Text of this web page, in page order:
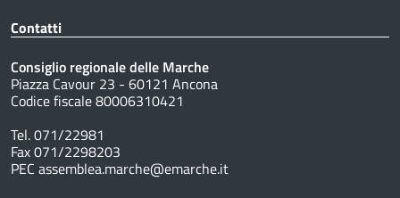
Contatti
Consiglio regionale delle Marche
Piazza Cavour 23 - 60121 Ancona
Codice fiscale 80006310421
Tel. 071/22981
Fax 071/2298203
PEC assemblea.marche@emarche.it